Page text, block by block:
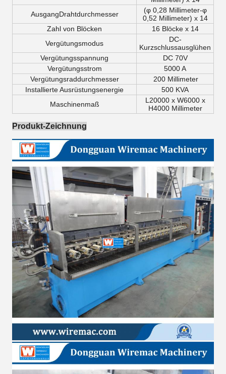
AusgangDrahtdurchmesser
(φ 0,28 Millimeter-φ
0,52 Millimeter) x 14
Zahl von Blöcken
16 Blöcke x 14
Vergütungsmodus
DC-
Kurzschlussausglühen
Vergütungsspannung
DC 70V
Vergütungsstrom
5000 A
Vergütungsraddurchmesser
200 Millimeter
Installierte Ausrüstungsenergie
500 KVA
Maschinenmaß
L20000 x W6000 x
H4000 Millimeter
Produkt-Zeichnung